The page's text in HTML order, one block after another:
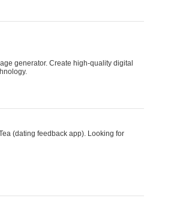
generator. Create high-quality digital
(dating feedback app). Looking for